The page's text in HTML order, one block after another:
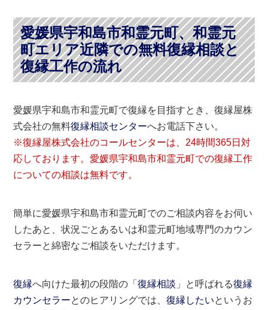
愛媛県宇和島市和霊元町、和霊元
町エリア近隣での無料復縁相談と
復縁工作の流れ
愛媛県宇和島市和霊元町で復縁を目指すとき、復縁屋株
式会社の無料復縁相談センターへお電話下さい。
※復縁屋株式会社のコールセンターは、24時間365日対
応しております。愛媛県宇和島市和霊元町での復縁工作
についての相談は無料です。
簡単に愛媛県宇和島市和霊元町でのご相談内容をお伺い
したあと、状況ごとあるいは和霊元町地域専門のカウン
セラーと綿密なご相談をいただけます。
復縁へ向けた最初の段階の「復縁相談 」と呼ばれる復縁
カウンセラーとのヒアリングでは、復縁したいというお